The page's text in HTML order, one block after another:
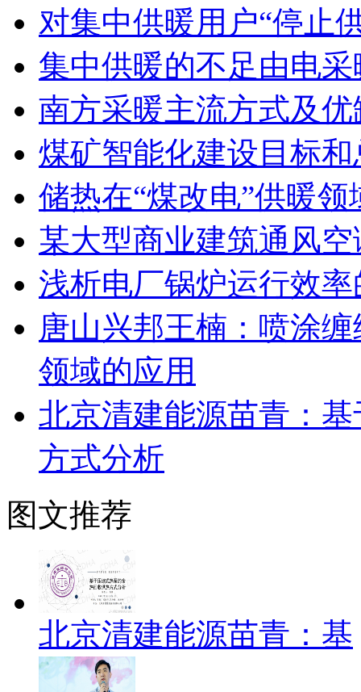
对集中供暖用户“停止
集中供暖的不足由电
南方采暖主流方式及
煤矿智能化建设目标
储热在“煤改电”供暖领
某大型商业建筑通风
浅析电厂锅炉运行效
唐山兴邦王楠：​喷涂
领域的应用
北京清建能源苗青：
方式分析
图文推荐
北京清建能源苗青：基